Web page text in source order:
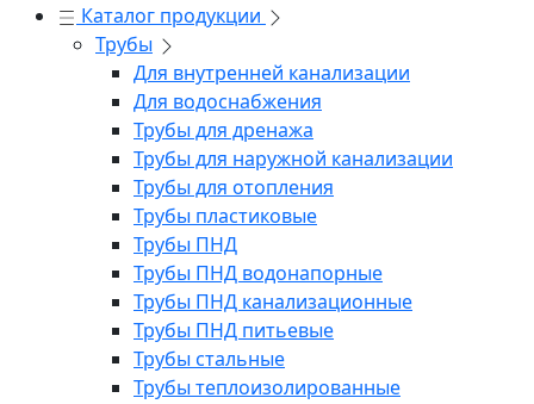
Каталог продукции
Трубы
Для внутренней канализации
Для водоснабжения
Трубы для дренажа
Трубы для наружной канализации
Трубы для отопления
Трубы пластиковые
Трубы ПНД
Трубы ПНД водонапорные
Трубы ПНД канализационные
Трубы ПНД питьевые
Трубы стальные
Трубы теплоизолированные